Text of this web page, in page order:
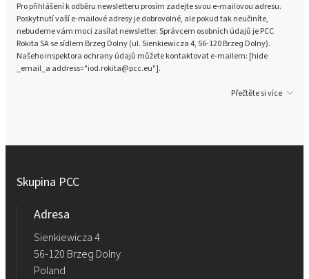
Pro přihlášení k odběru newsletteru prosím zadejte svou e-mailovou adresu.
Poskytnutí vaší e-mailové adresy je dobrovolné, ale pokud tak neučiníte,
nebudeme vám moci zasílat newsletter. Správcem osobních údajů je PCC
Rokita SA se sídlem Brzeg Dolny (ul. Sienkiewicza 4, 56-120 Brzeg Dolny).
Našeho inspektora ochrany údajů můžete kontaktovat e-mailem: [hide
_email_a address="iod.rokita@pcc.eu"].
Přečtěte si více
Skupina PCC
Adresa
Sienkiewicza 4
56-120 Brzeg Dolny
Poland